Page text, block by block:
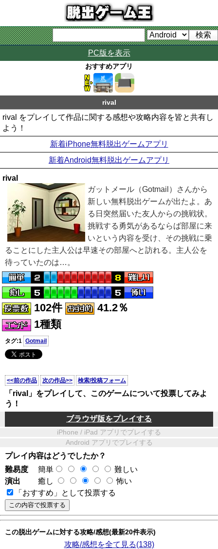
PC版を表示
おすすめアプリ
rival
rival をプレイして作品に関する感想や攻略内容を皆と共有し
よう！
新着iPhone無料脱出ゲームアプリ
新着Android無料脱出ゲームアプリ
rival
ガットメール（Gotmail）さんから
新しい無料脱出ゲームが出たよ。あ
る日突然届いた友人からの挑戦状。
挑戦する勇気があるならば部屋に来
いという内容を受け、その挑戦に乗
ることにした主人公は早速その部屋へと訪れる。主人公を
待っていたのは…。
102件
41.2％
1種類
タグ:1 Gotmail
<<前の作品 次の作品>> 検索/投稿フォーム
「rival」をプレイして、このゲームについて投票してみよ
う！
ブラウザ版をプレイする
iPhone / iPad アプリでプレイする
Android アプリでプレイする
プレイ内容はどうでしたか？
難易度
簡単
難しい
演出
癒し
怖い
「おすすめ」として投票する
この脱出ゲームに対する攻略/感想(最新20件表示)
攻略/感想を全て見る(138)